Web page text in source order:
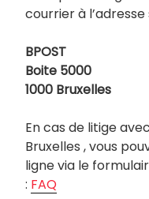
courrier à l’adresse
BPOST
Boite 5000
1000 Bruxelles
En cas de litige
Bruxelles , vous
ligne via le
: FAQ